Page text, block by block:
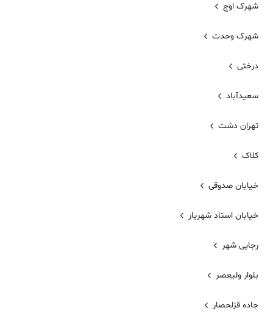
شهرک اوج
شهرک وحدت
درختی
سعیدآباد
تهران دشت
کلاک
خیابان صدوقی
خیابان استاد شهریار
رجایی شهر
بلوار ولیعصر
جاده قزلحصار